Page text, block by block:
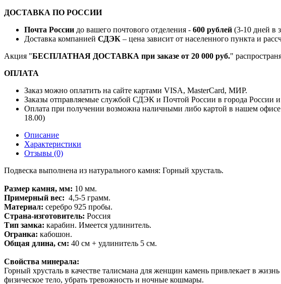
ДОСТАВКА ПО РОССИИ
Почта России до вашего почтового отделения - 600 рублей (3-10 дней в
Доставка компанией СДЭК – цена зависит от населенного пункта и
Акция "БЕСПЛАТНАЯ ДОСТАВКА при заказе от 20 000 руб."
ОПЛАТА
Заказ можно оплатить на сайте картами VISA, MasterCard, МИР.
Заказы отправляемые службой СДЭК и Почтой России в города России и
Оплата при получении возможна наличными либо картой в нашем
18.00)
Описание
Характеристики
Отзывы (0)
Подвеска выполнена из натурального камня: Горный хрусталь.
Размер камня, мм: 10 мм.
Примерный вес: 4,5-5 грамм.
Материал: серебро 925 пробы.
Страна-изготовитель: Россия
Тип замка: карабин. Имеется удлинитель.
Огранка: кабошон.
Общая длина, см: 40 см + удлинитель 5 см.
Свойства минерала:
Горный хрусталь в качестве талисмана для женщин камень привлекает в
физическое тело, убрать тревожность и ночные кошмары.